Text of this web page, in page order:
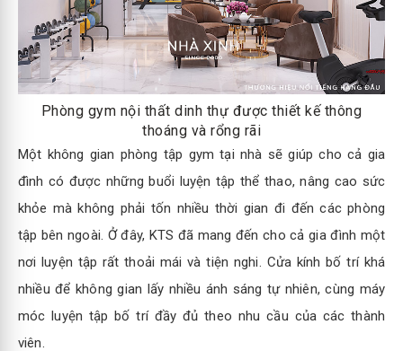
Phòng gym nội thất dinh thự được thiết kế thông
thoáng và rổng rãi
Một không gian phòng tập gym tại nhà sẽ giúp cho cả gia
đình có được những buổi luyện tập thể thao, nâng cao sức
khỏe mà không phải tốn nhiều thời gian đi đến các phòng
tập bên ngoài. Ở đây, KTS đã mang đến cho cả gia đình một
nơi luyện tập rất thoải mái và tiện nghi. Cửa kính bố trí khá
nhiều để không gian lấy nhiều ánh sáng tự nhiên, cùng máy
móc luyện tập bố trí đầy đủ theo nhu cầu của các thành
viên.